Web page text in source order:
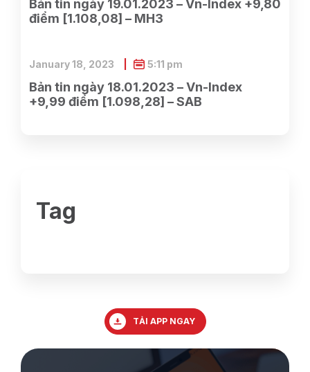
Bản tin ngày 19.01.2023 – Vn-Index +9,80
điểm [1.108,08] – MH3
Bản tin ngày 18.01.2023 – Vn-Index
+9,99 điểm [1.098,28] – SAB
January 18, 2023 5:11 pm
Tag
TẢI APP NGAY